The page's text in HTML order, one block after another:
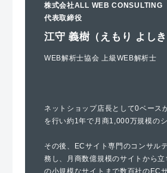
株式会社ALL WEB CONSULTING
代表取締役
江守 義樹（えもり よしき
WEB解析士協会 上級WEB解析士
ネットショップ店長として0ベース
を行い約1年で月商1,000万規模のシ
その後、ECサイト専門のコンサル
務し、月商数億規模のサイトから立
の小規模なサイトまで数百社のEC